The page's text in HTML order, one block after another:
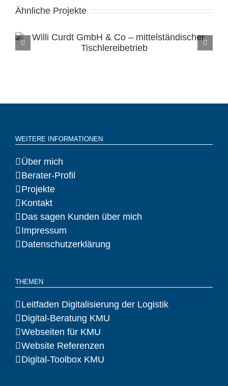
Ähnliche Projekte
WEITERE INFORMATIONEN
Über mich
Berater-Profil
Projekte
Kontakt
Das sagen Kunden über mich
Impressum
Datenschutzerklärung
THEMEN
Leitfaden Digitalisierung der Logistik
Digital-Beratung KMU
Webseiten für KMU
Website Referenzen
Digital-Toolbox KMU